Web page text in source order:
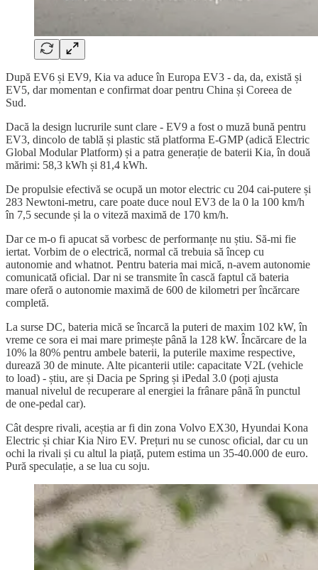
După EV6 și EV9, Kia va aduce în Europa EV3 - da, da, există și
EV5, dar momentan e confirmat doar pentru China și Coreea de
Sud.
Dacă la design lucrurile sunt clare - EV9 a fost o muză bună pentru
EV3, dincolo de tablă și plastic stă platforma E-GMP (adică Electric
Global Modular Platform) și a patra generație de baterii Kia, în două
mărimi: 58,3 kWh și 81,4 kWh.
De propulsie efectivă se ocupă un motor electric cu 204 cai-putere și
283 Newtoni-metru, care poate duce noul EV3 de la 0 la 100 km/h
în 7,5 secunde și la o viteză maximă de 170 km/h.
Dar ce m-o fi apucat să vorbesc de performanțe nu știu. Să-mi fie
iertat. Vorbim de o electrică, normal că trebuia să încep cu
autonomie and whatnot. Pentru bateria mai mică, n-avem autonomie
comunicată oficial. Dar ni se transmite în cască faptul că bateria
mare oferă o autonomie maximă de 600 de kilometri per încărcare
completă.
La surse DC, bateria mică se încarcă la puteri de maxim 102 kW, în
vreme ce sora ei mai mare primește până la 128 kW. Încărcare de la
10% la 80% pentru ambele baterii, la puterile maxime respective,
durează 30 de minute. Alte picanterii utile: capacitate V2L (vehicle
to load) - știu, are și Dacia pe Spring și iPedal 3.0 (poți ajusta
manual nivelul de recuperare al energiei la frânare până în punctul
de one-pedal car).
Cât despre rivali, aceștia ar fi din zona Volvo EX30, Hyundai Kona
Electric și chiar Kia Niro EV. Prețuri nu se cunosc oficial, dar cu un
ochi la rivali și cu altul la piață, putem estima un 35-40.000 de euro.
Pură speculație, a se lua cu soju.